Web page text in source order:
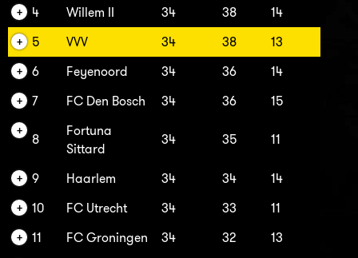
4
Willem II 34 38
14
5
VVV 34 38
13
6
Feyenoord 34 36
14
7
FC Den Bosch 34 36 15
8
Fortuna
Sittard
34 35 11
9 Haarlem 34 34
14
10
FC Utrecht 34 33
11
11
FC Groningen 34 32
13